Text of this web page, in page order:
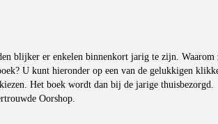
blijker er enkelen binnenkort jarig te zijn. Waarom
U kunt hieronder op een van de gelukkigen
Het boek wordt dan bij de jarige thuisbezorgd.
Oorshop.